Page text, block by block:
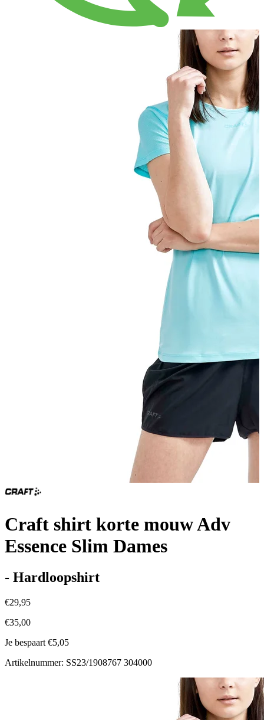
Craft shirt korte mouw Adv
Essence Slim Dames
- Hardloopshirt
€29,95
€35,00
Je bespaart €5,05
Artikelnummer: SS23/1908767 304000